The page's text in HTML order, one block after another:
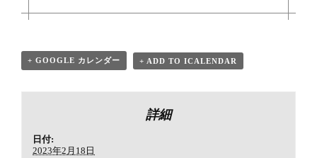
+ GOOGLE カレンダー + ADD TO ICALENDAR
詳細
日付:
2023年2月18日